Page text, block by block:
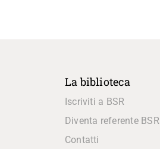
La biblioteca
Iscriviti a BSR
Diventa referente BSR
Contatti